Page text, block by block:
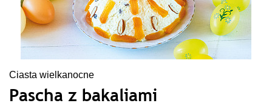
Ciasta wielkanocne
Pascha z bakaliami